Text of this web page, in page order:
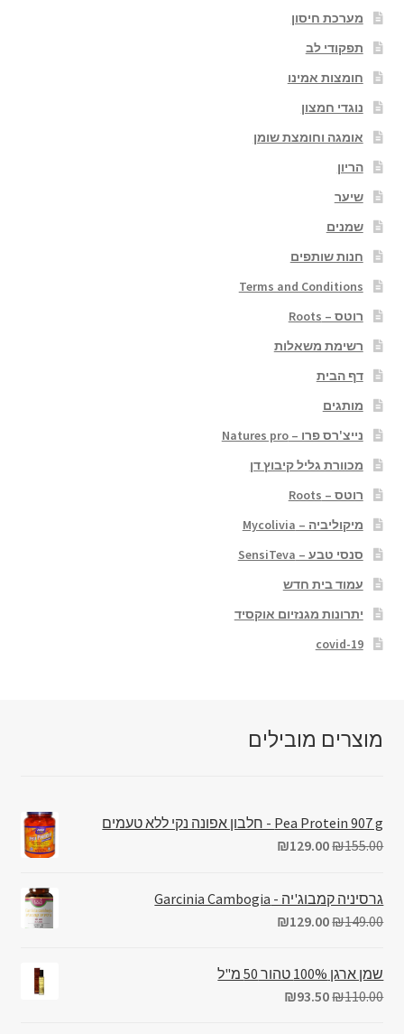
מערכת חיסון
תפקודי לב
חומצות אמינו
נוגדי חמצון
אומגה וחומצת שומן
הריון
שיער
שמנים
חנות שותפים
Terms and Conditions
רוטס – Roots
רשימת משאלות
דף הבית
מותגים
נייצ'רס פרו – Natures pro
מכוורת גליל קיבוץ דן
רוטס – Roots
מיקוליביה – Mycolivia
סנסי טבע – SensiTeva
עמוד בית חדש
יתרונות מגנזיום אוקסיד
covid-19
מוצרים מובילים
Pea Protein 907 g - חלבון אפונה נקי ללא טעמים
₪155.00
₪129.00
גרסיניה קמבוג'יה - Garcinia Cambogia
₪149.00
₪129.00
שמן ארגן 100% טהור 50 מ"ל
₪110.00
₪93.50